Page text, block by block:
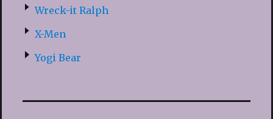
Wreck-it Ralph
X-Men
Yogi Bear